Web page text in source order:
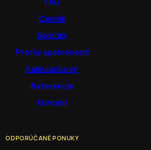
Cenník
Novinky
Profily spoločností
Kalkulačka m²
Referencie
Kontakt
ODPORÚČANÉ PONUKY